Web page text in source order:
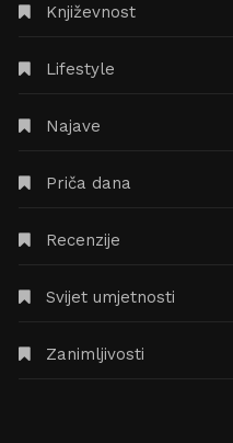
Književnost
Lifestyle
Najave
Priča dana
Recenzije
Svijet umjetnosti
Zanimljivosti